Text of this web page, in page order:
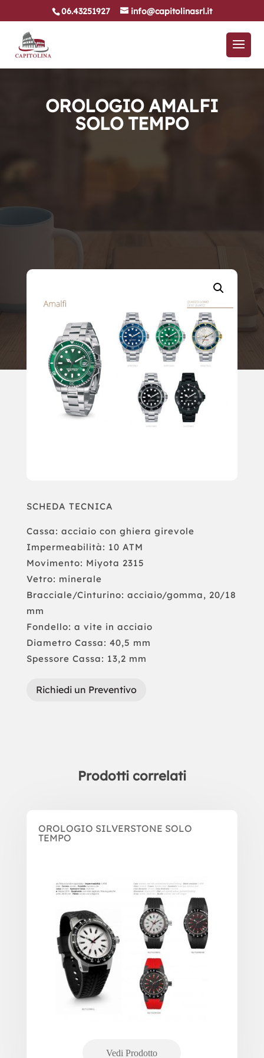
06.43251927 info@capitolinasrl.it
OROLOGIO AMALFI
SOLO TEMPO
SCHEDA TECNICA
Cassa: acciaio con ghiera girevole
Impermeabilità: 10 ATM
Movimento: Miyota 2315
Vetro: minerale
Bracciale/Cinturino: acciaio/gomma, 20/18
mm
Fondello: a vite in acciaio
Diametro Cassa: 40,5 mm
Spessore Cassa: 13,2 mm
Richiedi un Preventivo
Prodotti correlati
OROLOGIO SILVERSTONE SOLO
TEMPO